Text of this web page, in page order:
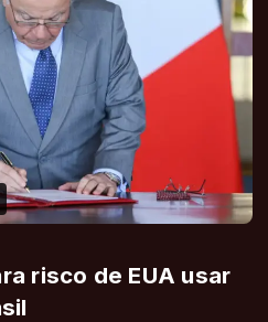
risco de EUA usar